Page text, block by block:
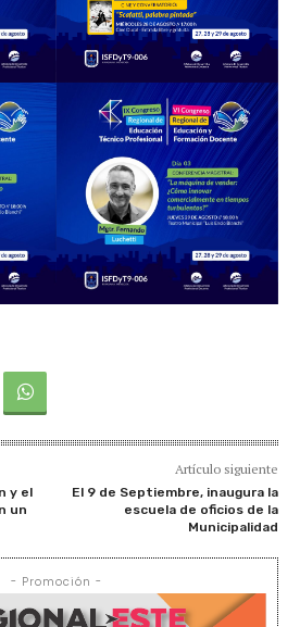
y el
un
Artículo siguiente
El 9 de Septiembre, inaugura la
escuela de oficios de la
Municipalidad
- Promoción -